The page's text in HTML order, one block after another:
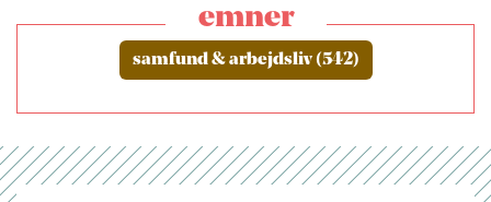
emner
samfund & arbejdsliv (542)